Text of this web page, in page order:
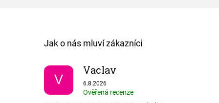
V
Vaclav
Hodnocení obchodu je 5 z 5 hvězdiček.
6.8.2026
Ověřená recenze